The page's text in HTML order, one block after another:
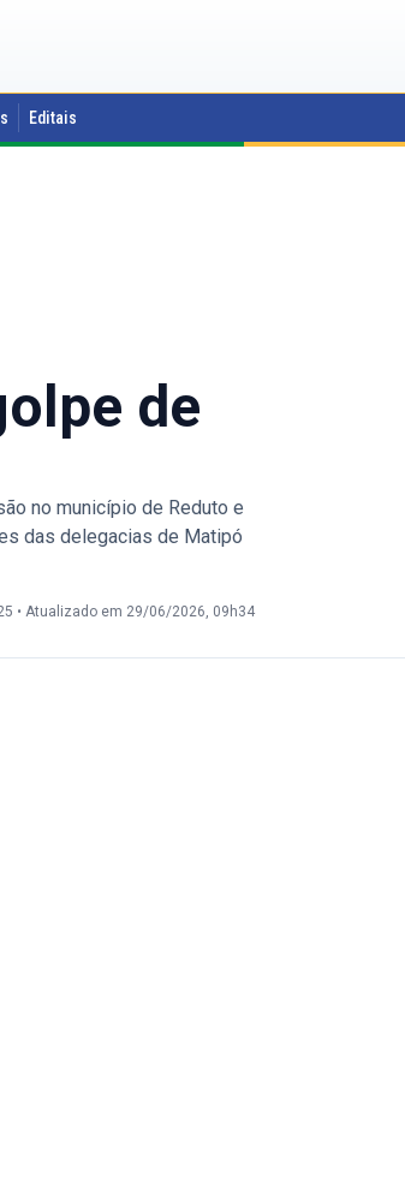
Editais
de
no município de Reduto e
das delegacias de Matipó
• Atualizado em 29/06/2026, 09h34